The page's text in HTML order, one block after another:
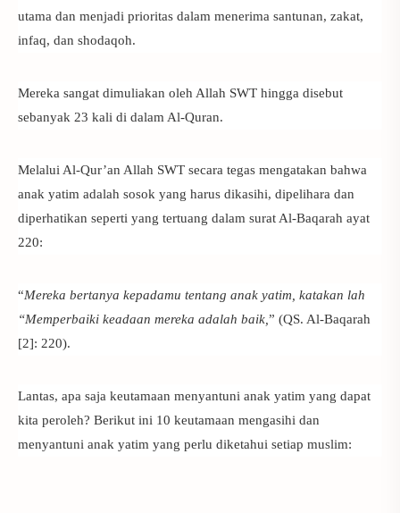
utama dan menjadi prioritas dalam menerima santunan, zakat,
infaq, dan shodaqoh.
Mereka sangat dimuliakan oleh Allah SWT hingga disebut
sebanyak 23 kali di dalam Al-Quran.
Melalui Al-Qur’an Allah SWT secara tegas mengatakan bahwa
anak yatim adalah sosok yang harus dikasihi, dipelihara dan
diperhatikan seperti yang tertuang dalam surat Al-Baqarah ayat
220:
“Mereka bertanya kepadamu tentang anak yatim, katakan lah
“Memperbaiki keadaan mereka adalah baik, ” (QS. Al-Baqarah
[2]: 220).
Lantas, apa saja keutamaan menyantuni anak yatim yang dapat
kita peroleh? Berikut ini 10 keutamaan mengasihi dan
menyantuni anak yatim yang perlu diketahui setiap muslim: